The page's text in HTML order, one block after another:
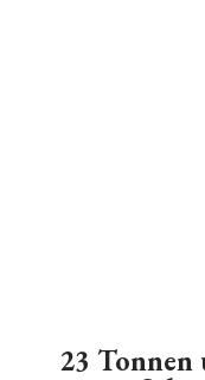
23 Tonnen